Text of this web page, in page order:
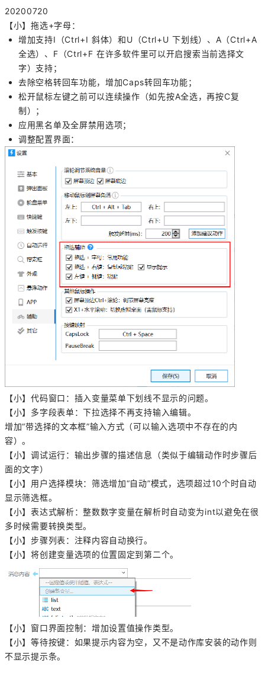
20200720
【小】拖选+字母：
增加支持I（Ctrl+I 斜体）和U（Ctrl+U 下划线）、A（Ctrl+A
全选）、F（Ctrl+F 在许多软件里可以开启搜索当前选择文
字）支持；
去除空格转回车功能，增加Caps转回车功能；
松开鼠标左键之前可以连续操作（如先按A全选，再按C复
制）；
应用黑名单及全屏禁用选项；
调整配置界面：
【小】代码窗口：插入变量菜单下划线不显示的问题。
【小】多字段表单：下拉选择不再支持输入编辑。
增加“带选择的文本框”输入方式（可以输入选项中不存在的内
容）。
【小】调试运行：输出步骤的描述信息（类似于编辑动作时步骤后
面的文字）
【小】用户选择模块：筛选增加“自动”模式，选项超过10个时自动
显示筛选框。
【小】表达式解析：整数数字变量在解析时自动变为int以避免在很
多时候需要转换类型。
【小】步骤列表：注释内容自动换行。
【小】将创建变量选项的位置固定到第二个。
【小】窗口界面控制：增加设置值操作类型。
【小】等待按键：如果提示内容为空，又不是动作库安装的动作则
不显示提示条。